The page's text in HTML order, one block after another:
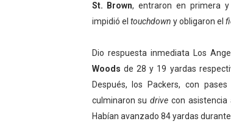
St. Brown, entraron en primera
impidió el touchdown y obligaron el
Dio respuesta inmediata Los
Woods de 28 y 19 yardas
Después, los Packers, con
culminaron sudrive con asistencia
Habían avanzado 84 yardas